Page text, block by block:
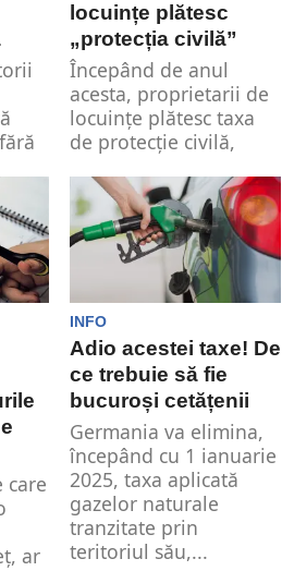
locuințe plătesc
„protecția civilă”
Începând de anul
acesta, proprietarii de
locuințe plătesc taxa
de protecție civilă,
protecției populației...
care
ar
INFO
Adio acestei taxe! De
ce trebuie să fie
bucuroși cetățenii
Germania va elimina,
începând cu 1 ianuarie
2025, taxa aplicată
gazelor naturale
tranzitate prin
teritoriul său,...